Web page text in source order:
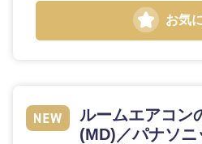
コンサル
タント
その他企
技術職（IT）、Webサービ
倉庫・運輸・物流
転勤なし
お気
ルームエアコン
(MD)／パナソ